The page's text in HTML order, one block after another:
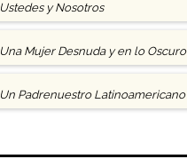
Ustedes y Nosotros
Una Mujer Desnuda y en lo Oscuro
Un Padrenuestro Latinoamericano